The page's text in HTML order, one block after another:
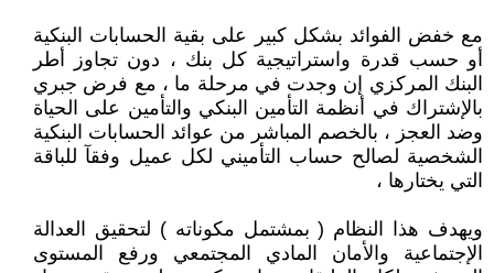
مع خفض الفوائد بشكل كبير على بقية الحسابات البنكية
أو حسب قدرة واستراتيجية كل بنك ، دون تجاوز أطر
البنك المركزي إن وجدت في مرحلة ما ، مع فرض جبري
بالإشتراك في أنظمة التأمين البنكي والتأمين على الحياة
وضد العجز ، بالخصم المباشر من عوائد الحسابات البنكية
الشخصية لصالح حساب التأميني لكل عميل وفقآ للباقة
التي يختارها ،
ويهدف هذا النظام ( بمشتمل مكوناته ) لتحقيق العدالة
الإجتماعية والأمان المادي المجتمعي ورفع المستوى